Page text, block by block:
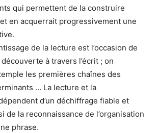
qui permettent de la construire
en acquerrait progressivement une
de la lecture est l’occasion de
à travers l’écrit ; on
les premières chaînes des
… La lecture et la
d’un déchiffrage fiable et
de la reconnaissance de l’organisation
phrase.